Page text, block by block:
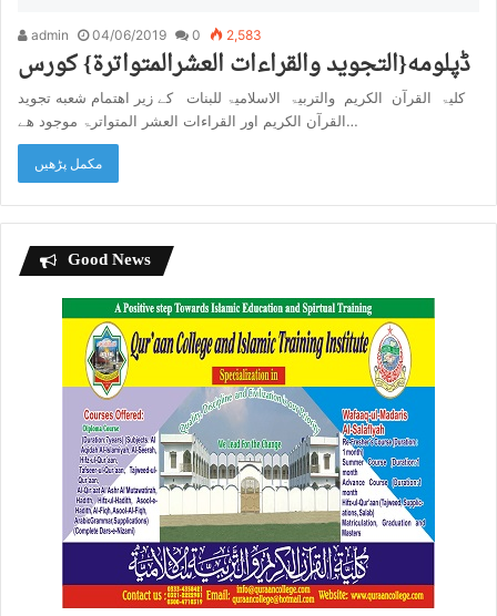
admin 04/06/2019 0 2,583
ڈپلومه{التجوید والقراءات العشرالمتواترۃ} کورس
کلیۃ القرآن الکریم والتربیۃ الاسلامیۃ للبنات کے زیر اهتمام شعبه تجوید
القرآن الکریم اور القراءات العشر المتواترۃ موجود هے…
مکمل پڑھیں
Good News